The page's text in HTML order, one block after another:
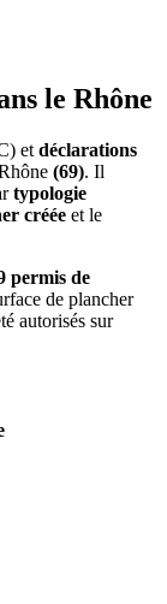
le Rhône
et déclarations
(69). Il
typologie
créée et le
permis de
de plancher
autorisés sur